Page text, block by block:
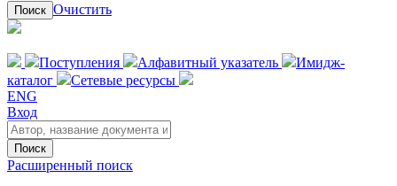
Поиск Очистить
Поступления Алфавитный указатель
Имидж-
каталог
Сетевые ресурсы
ENG
Вход
Поиск
Расширенный поиск